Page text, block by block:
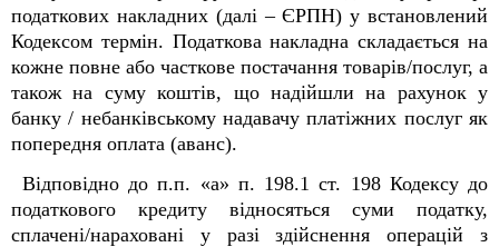
податкових накладних (далі – ЄРПН) у встановлений
Кодексом термін. Податкова накладна складається на
кожне повне або часткове постачання товарів/послуг, а
також на суму коштів, що надійшли на рахунок у
банку / небанківському надавачу платіжних послуг як
попередня оплата (аванс).
Відповідно до п.п. «а» п. 198.1 ст. 198 Кодексу до
податкового кредиту відносяться суми податку,
сплачені/нараховані у разі здійснення операцій з